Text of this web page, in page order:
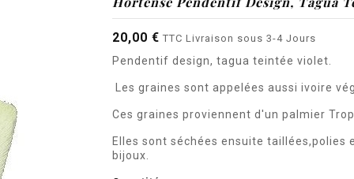
20,00 € TTC Livraison sous 3-4 Jours
Pendentif design, tagua teintée violet.
es graines sont appelées aussi ivoire
Ces graines proviennent d'un palmier
Elles sont séchées ensuite
bijoux.